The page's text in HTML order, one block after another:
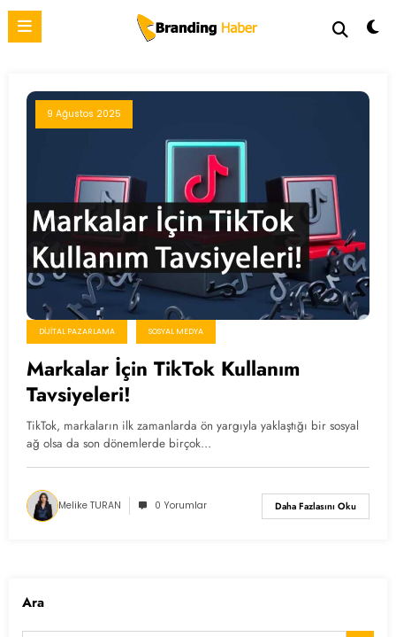
İçeriğe
9 Ağustos 2025
DIJITAL PAZARLAMA SOSYAL MEDYA
Markalar İçin TikTok Kullanım
Tavsiyeleri!
TikTok, markaların ilk zamanlarda ön yargıyla yaklaştığı bir sosyal
ağ olsa da son dönemlerde birçok…
Melike TURAN 0 Yorumlar Daha Fazlasını Oku
Ara